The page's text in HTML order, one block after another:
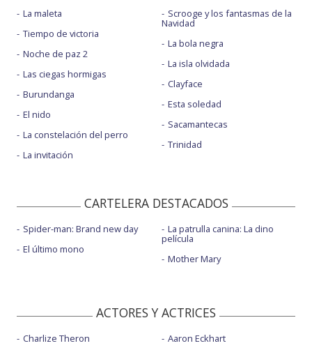
La maleta
Tiempo de victoria
Noche de paz 2
Las ciegas hormigas
Burundanga
El nido
La constelación del perro
La invitación
Scrooge y los fantasmas de la
Navidad
La bola negra
La isla olvidada
Clayface
Esta soledad
Sacamantecas
Trinidad
CARTELERA DESTACADOS
Spider-man: Brand new day
El último mono
La patrulla canina: La dino
película
Mother Mary
ACTORES Y ACTRICES
Charlize Theron
Aaron Eckhart